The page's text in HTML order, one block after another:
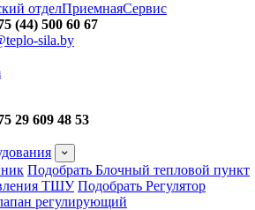
отделПриемнаяСервис
(44) 500 60 67
sila.by
29 609 48 53
Подобрать Блочный тепловой пункт
ТШУ Подобрать Регулятор
регулирующий